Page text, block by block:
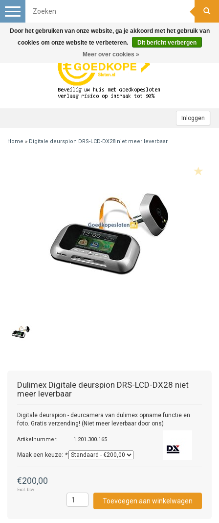
Inloggen
Toggle
navigation
Home » Digitale deurspion DRS-LCD-DX28 niet meer leverbaar
Dulimex Digitale deurspion DRS-LCD-DX28 niet
meer leverbaar
Digitale deurspion - deurcamera van dulimex opname functie en
foto. Gratis verzending! (Niet meer leverbaar door ons)
Artikelnummer: 1.201.300.165
Maak een keuze: *
€200,00
Excl. btw
Toevoegen aan winkelwagen
Door het gebruiken van onze website, ga je akkoord met het gebruik van
cookies om onze website te verbeteren.
Dit bericht verbergen
Meer over cookies »